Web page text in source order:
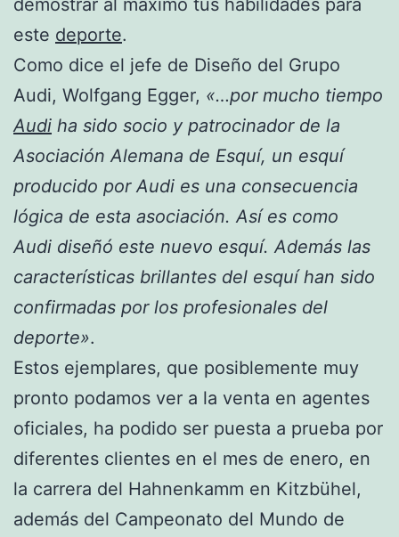
este deporte.
Como dice el jefe de Diseño del Grupo
Audi, Wolfgang Egger, «…por mucho tiempo
Audi ha sido socio y patrocinador de la
Asociación Alemana de Esquí, un esquí
producido por Audi es una consecuencia
lógica de esta asociación. Así es como
Audi diseñó este nuevo esquí. Además las
características brillantes del esquí han sido
confirmadas por los profesionales del
deporte».
Estos ejemplares, que posiblemente muy
pronto podamos ver a la venta en agentes
oficiales, ha podido ser puesta a prueba por
diferentes clientes en el mes de enero, en
la carrera del Hahnenkamm en Kitzbühel,
además del Campeonato del Mundo de